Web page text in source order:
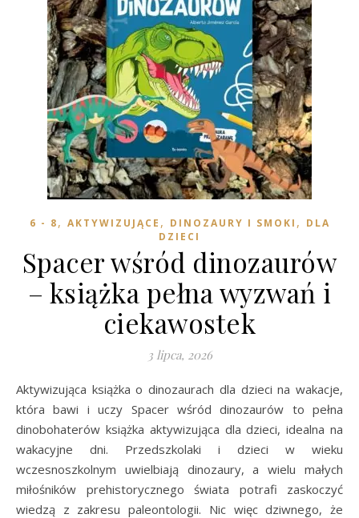
6 - 8, AKTYWIZUJĄCE , DINOZAURY I SMOKI , DLA
DZIECI
Spacer wśród dinozaurów
– książka pełna wyzwań i
ciekawostek
3 lipca, 2026
Aktywizująca książka o dinozaurach dla dzieci na wakacje,
która bawi i uczy Spacer wśród dinozaurów to pełna
dinobohaterów książka aktywizująca dla dzieci, idealna na
wakacyjne dni. Przedszkolaki i dzieci w wieku
wczesnoszkolnym uwielbiają dinozaury, a wielu małych
miłośników prehistorycznego świata potrafi zaskoczyć
wiedzą z zakresu paleontologii. Nic więc dziwnego, że